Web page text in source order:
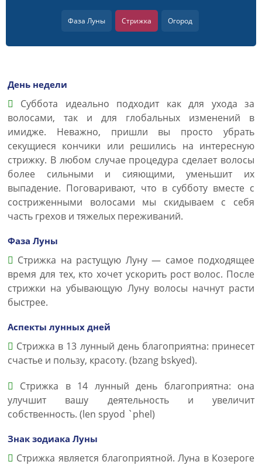
Фаза Луны Стрижка Огород
День недели
Суббота идеально подходит как для ухода за
волосами, так и для глобальных изменений в
имидже. Неважно, пришли вы просто убрать
секущиеся кончики или решились на интересную
стрижку. В любом случае процедура сделает волосы
более сильными и сияющими, уменьшит их
выпадение. Поговаривают, что в субботу вместе с
состриженными волосами мы скидываем с себя
часть грехов и тяжелых переживаний.
Фаза Луны
Стрижка на растущую Луну — самое подходящее
время для тех, кто хочет ускорить рост волос. После
стрижки на убывающую Луну волосы начнут расти
быстрее.
Аспекты лунных дней
Стрижка в 13 лунный день благоприятна: принесет
счастье и пользу, красоту. (bzang bskyed).
Стрижка в 14 лунный день благоприятна: она
улучшит вашу деятельность и увеличит
собственность. (len spyod `phel)
Знак зодиака Луны
Стрижка является благоприятной. Луна в Козероге